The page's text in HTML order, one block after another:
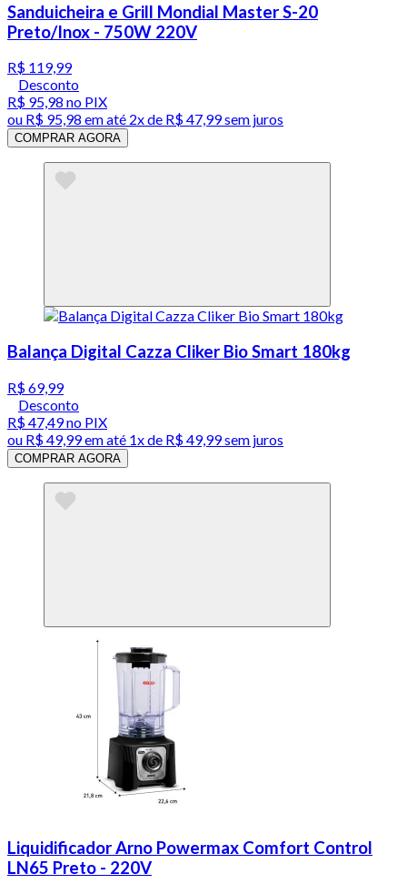
Sanduicheira e Grill Mondial Master S-20
Preto/Inox - 750W 220V
R$ 119,99
Desconto
R$ 95,98 no PIX
ou R$ 95,98 em até 2x de R$ 47,99 sem juros
COMPRAR AGORA
Balança Digital Cazza Cliker Bio Smart 180kg
R$ 69,99
Desconto
R$ 47,49no PIX
ou R$ 49,99em até 1x de R$ 49,99sem juros
COMPRAR AGORA
Liquidificador Arno Powermax Comfort Control
LN65 Preto - 220V